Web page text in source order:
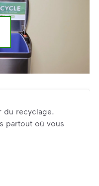
du recyclage.
partout où vous